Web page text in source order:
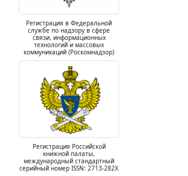
Регистрация в Федеральной
службе по надзору в сфере
связи, информационных
технологий и массовых
коммуникаций (Роскомнадзор)
Регистрация Российской
книжной палаты,
международный стандартный
серийный номер ISSN: 2713-282X